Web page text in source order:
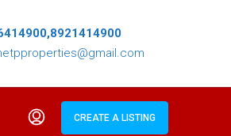
CREATE A LISTING